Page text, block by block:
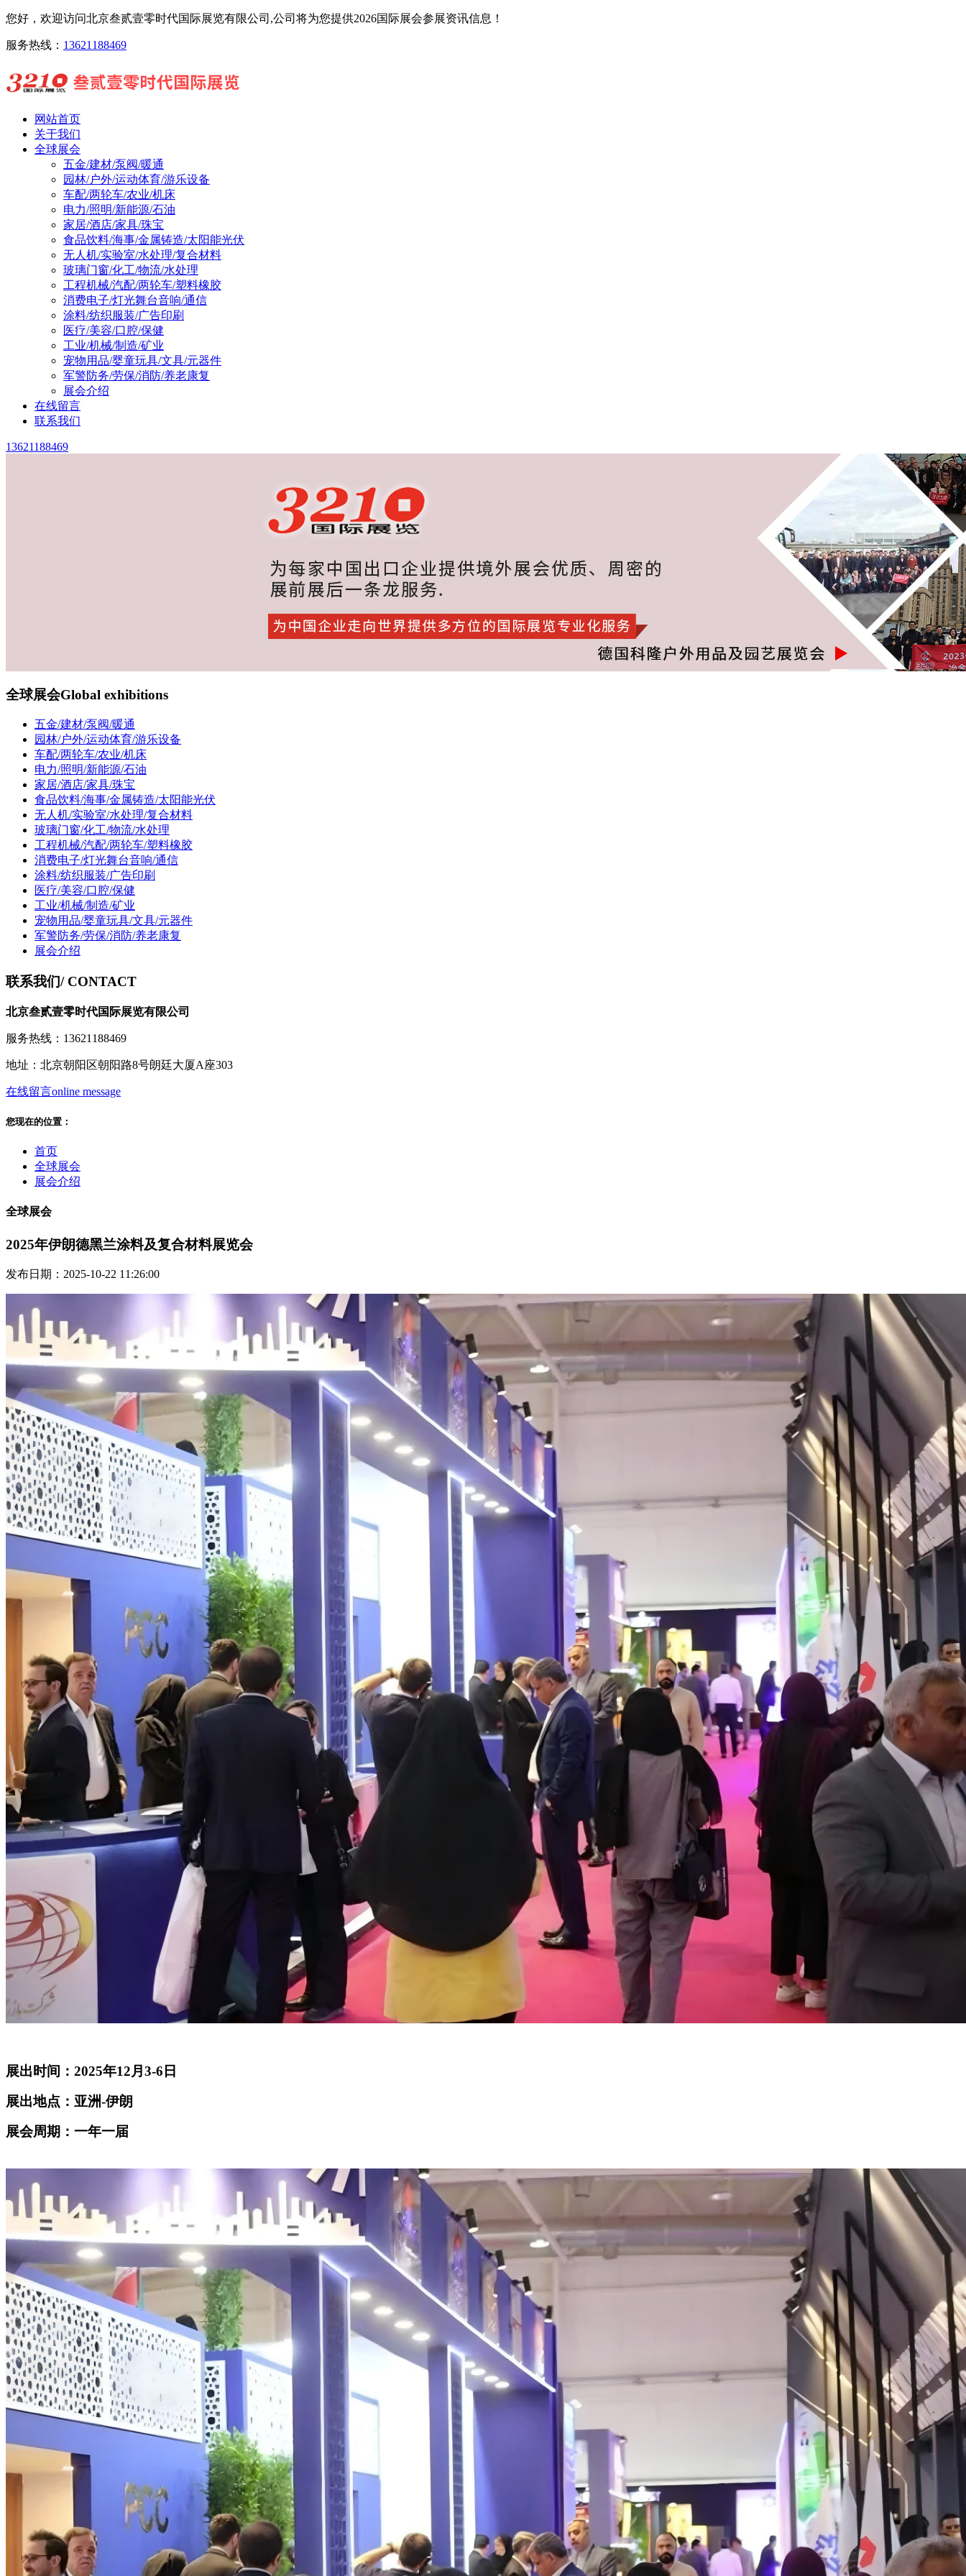
您好，欢迎访问北京叁贰壹零时代国际展览有限公司,公司将为您提供2026国际展会参展资讯信息！
服务热线： 13621188469
网站首页
关于我们
全球展会
五金/建材/泵阀/暖通
园林/户外/运动体育/游乐设备
车配/两轮车/农业/机床
电力/照明/新能源/石油
家居/酒店/家具/珠宝
食品饮料/海事/金属铸造/太阳能光伏
无人机/实验室/水处理/复合材料
玻璃门窗/化工/物流/水处理
工程机械/汽配/两轮车/塑料橡胶
消费电子/灯光舞台音响/通信
涂料/纺织服装/广告印刷
医疗/美容/口腔/保健
工业/机械/制造/矿业
宠物用品/婴童玩具/文具/元器件
军警防务/劳保/消防/养老康复
展会介绍
在线留言
联系我们
13621188469
全球展会Global exhibitions
五金/建材/泵阀/暖通
园林/户外/运动体育/游乐设备
车配/两轮车/农业/机床
电力/照明/新能源/石油
家居/酒店/家具/珠宝
食品饮料/海事/金属铸造/太阳能光伏
无人机/实验室/水处理/复合材料
玻璃门窗/化工/物流/水处理
工程机械/汽配/两轮车/塑料橡胶
消费电子/灯光舞台音响/通信
涂料/纺织服装/广告印刷
医疗/美容/口腔/保健
工业/机械/制造/矿业
宠物用品/婴童玩具/文具/元器件
军警防务/劳保/消防/养老康复
展会介绍
联系我们/ CONTACT
北京叁贰壹零时代国际展览有限公司
服务热线：13621188469
地址：北京朝阳区朝阳路8号朗廷大厦A座303
在线留言online message
您现在的位置：
首页
全球展会
展会介绍
全球展会
2025年伊朗德黑兰涂料及复合材料展览会
发布日期：2025-10-22 11:26:00
展出时间：2025年12月3-6日
展出地点：亚洲-伊朗
展会周期：一年一届